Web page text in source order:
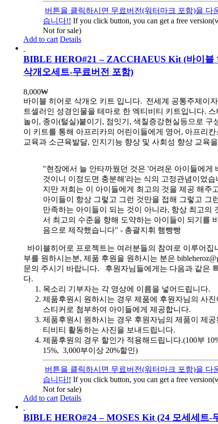
버튼을 클릭하시면 무료버전(워터마크 포함)을 다
습니다!! If you click button, you can get a free
Not for sale)
Add to cart Details
BIBLE HERO#21 – ZACCHAEUS Kit (바이블
삭개오세트-무료버전 포함)
8,000₩
바이블 히어로 삭개오 키트 입니다. 전세계 공통주제이
트셀러인 성경인물을 테마로 한 엑티비티 키트입니다.
놀이, 종이(털실)붙이기, 점잇기, 색칠증강현실등으로 구
이 키트를 통해 아프리카의 어린이들에게 영어, 아프리
교육과 소근육발달, 인지기능 향상 및 사회성 향상 교육
"현장에서 늘 안타까웠던 것은 '어려운 아이들에게
것이니 이정도면 충분해'라는 식의 고정관념이었습
지만 저희는 이 아이들에게 최고의 것을 제공 해주
아이들이 항상 그렇고 그런 것만을 접해 그렇고 그
만족하는 아이들이 되는 것이 아니라, 항상 최고의
서 최고의 수준을 향해 도약하는 아이들이 되기를
음으로 제작했습니다" - 총괄지휘 햄빵빵
바이블히어로 프로젝트는 여러분들의 참여로 이루어집
부를 원하시는분, 제품 후원을 원하시는 분은
문의 주시기 바랍니다. 후원자님들에게는 다음과 같은
다.
목소리 기부자는 각 영상에 이름을 넣어드립니다.
제품후원시 원하시는 경우 제품에 후원자님의 사
스티커로 첨부하여 아이들에게 제공합니다.
제품후원시 원하시는 경우 후원자님의 제품이 제
티비티 활동하는 사진을 보내드립니다.
제품후원의 경우 할인가 적용해드립니다.(100부
15%, 3,000부이상 20%할인)
버튼을 클릭하시면 무료버전(워터마크 포함)을 다
습니다!! If you click button, you can get a free
Not for sale)
Add to cart Details
BIBLE HERO#24 – MOSES Kit (24 모세세트-